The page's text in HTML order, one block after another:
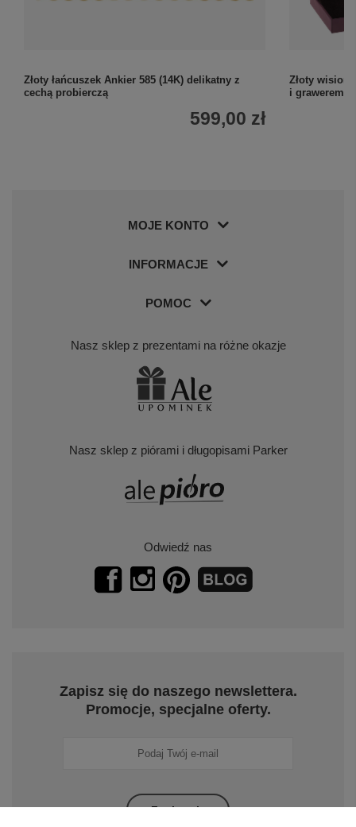
Złoty łańcuszek Ankier 585 (14K) delikatny z
cechą probierczą
599,00 zł
Złoty
i grawerem
MOJE KONTO
INFORMACJE
POMOC
Nasz sklep z prezentami na różne okazje
Nasz sklep z piórami i długopisami Parker
Odwiedź nas
Zapisz się do naszego newslettera.
Promocje, specjalne oferty.
Zapisz się